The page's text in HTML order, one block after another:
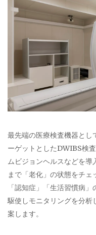
最先端の医療検査機器と
ーゲットとしたDWIBS検
ムビジョンヘルスなどを導
まで「老化」の状態をチェ
「認知症」「生活習慣病
駆使しモニタリングを分析
案します。